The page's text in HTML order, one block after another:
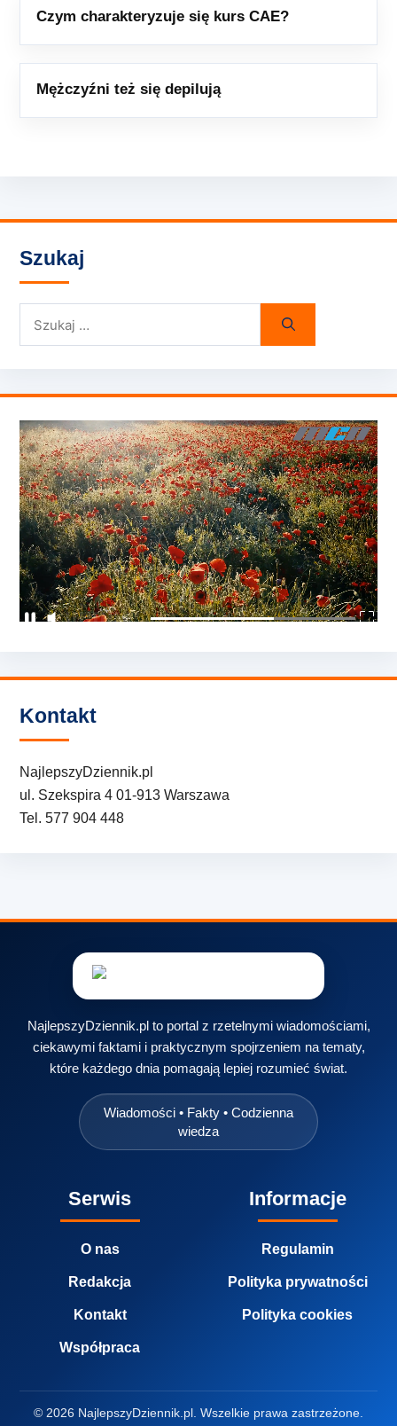
Czym charakteryzuje się kurs CAE?
Mężczyźni też się depilują
Szukaj
Kontakt
NajlepszyDziennik.pl
ul. Szekspira 4 01-913 Warszawa
Tel. 577 904 448
NajlepszyDziennik.pl to portal z rzetelnymi wiadomościami,
ciekawymi faktami i praktycznym spojrzeniem na tematy,
które każdego dnia pomagają lepiej rozumieć świat.
Wiadomości • Fakty • Codzienna
wiedza
Serwis
O nas
Redakcja
Kontakt
Współpraca
Informacje
Regulamin
Polityka prywatności
Polityka cookies
© 2026 NajlepszyDziennik.pl. Wszelkie prawa zastrzeżone.